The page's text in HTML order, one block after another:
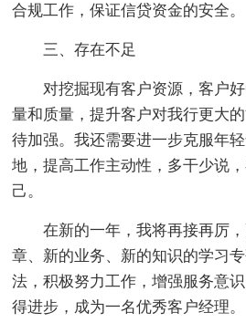
合规工作，保证信贷资金的安全。
三、存在不足
对挖掘现有客户资源，客户
量和质量，提升客户对我行更大
待加强。我还需要进一步克服年
地，提高工作主动性，多干少说
己。
在新的一年，我将再接再厉
章、新的业务、新的知识的学习
法，积极努力工作，增强服务意
得进步，成为一名优秀客户经理。